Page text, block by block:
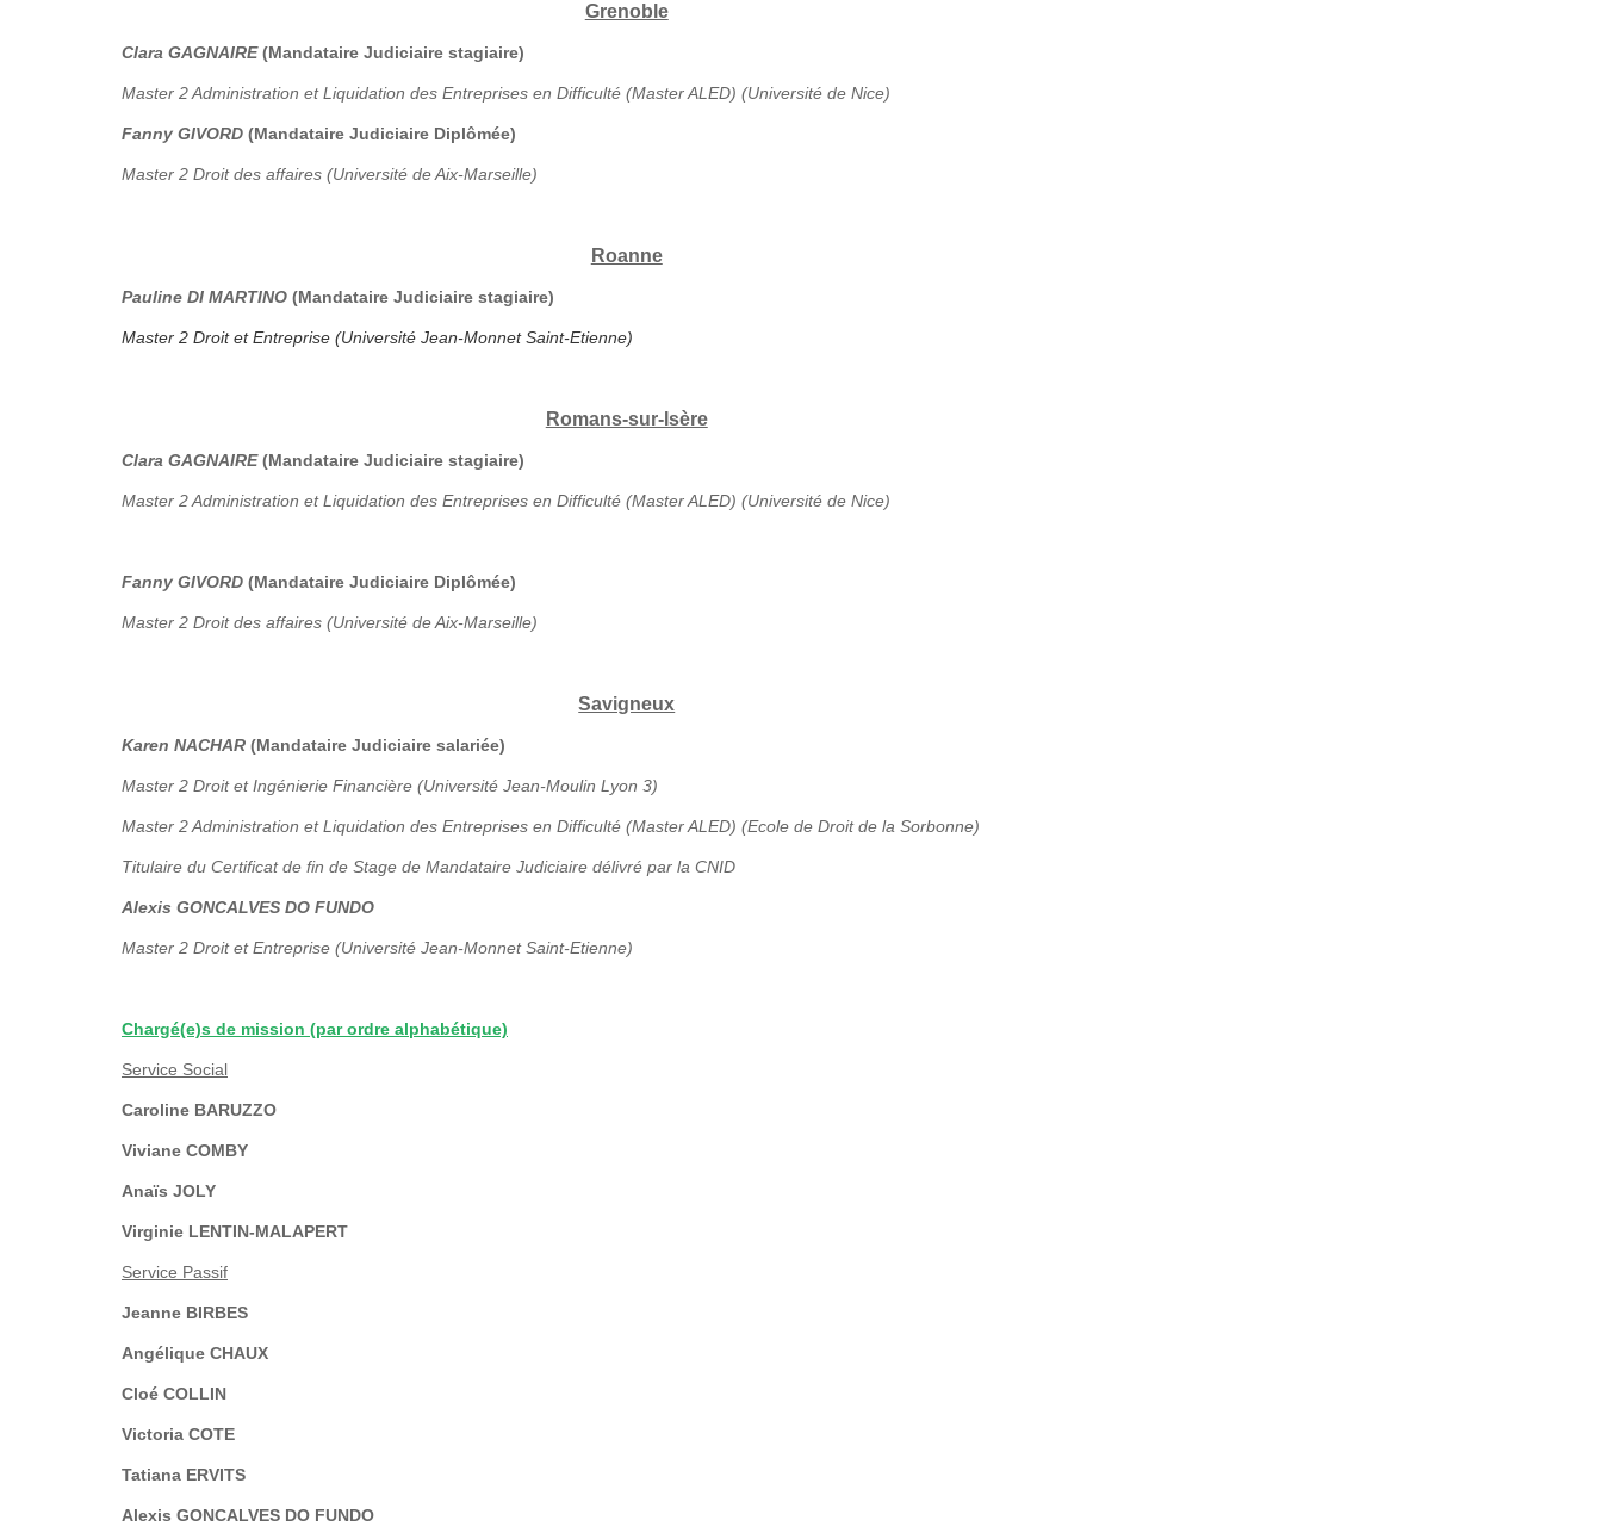
Grenoble
Clara GAGNAIRE(Mandataire Judiciaire stagiaire)
Master 2 Administration et Liquidation des Entreprises en Difficulté (Master ALED) (Université de Nice)
Fanny GIVORD (Mandataire Judiciaire Diplômée)
Master 2 Droit des affaires (Université de Aix-Marseille)
Roanne
Pauline DI MARTINO (Mandataire Judiciaire stagiaire)
Master 2 Droit et Entreprise (Université Jean-Monnet Saint-Etienne)
Romans-sur-Isère
Clara GAGNAIRE(Mandataire Judiciaire stagiaire)
Master 2 Administration et Liquidation des Entreprises en Difficulté (Master ALED) (Université de Nice)
Fanny GIVORD (Mandataire Judiciaire Diplômée)
Master 2 Droit des affaires (Université de Aix-Marseille)
Savigneux
Karen NACHAR (Mandataire Judiciaire salariée)
Master 2 Droit et Ingénierie Financière (Université Jean-Moulin Lyon 3)
Master 2 Administration et Liquidation des Entreprises en Difficulté (Master ALED) (Ecole de Droit de la Sorbonne)
Titulaire du Certificat de fin de Stage de Mandataire Judiciaire délivré par la CNID
Alexis GONCALVES DO FUNDO
Master 2 Droit et Entreprise (Université Jean-Monnet Saint-Etienne)
Chargé(e)s de mission (par ordre alphabétique)
Service Social
Caroline BARUZZO
Viviane COMBY
Anaïs JOLY
Virginie LENTIN-MALAPERT
Service Passif
Jeanne BIRBES
Angélique CHAUX
Cloé COLLIN
Victoria COTE
Tatiana ERVITS
Alexis GONCALVES DO FUNDO